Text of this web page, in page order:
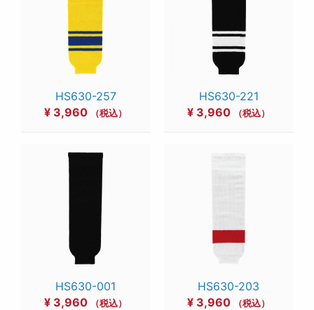
HS630-257
¥ 3,960 （税込）
HS630-221
¥ 3,960 （税込）
HS630-001
¥ 3,960 （税込）
HS630-203
¥ 3,960 （税込）